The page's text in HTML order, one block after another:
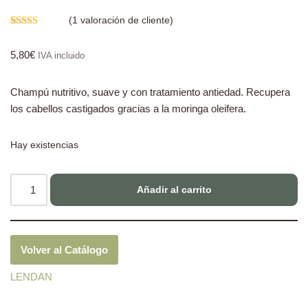
de 5 en
de un
cliente
(1 valoración de cliente)
5,80€ IVA incluido
Champú nutritivo, suave y con tratamiento antiedad. Recupera
los cabellos castigados gracias a la moringa oleifera.
Hay existencias
Añadir al carrito
Volver al Catálogo
LENDAN